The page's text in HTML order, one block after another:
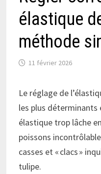
élastique
méthode
11 février 2026
Le réglage de
les plus déterminants
élastique trop lâche
poissons
casses et « clacs »
tulipe.